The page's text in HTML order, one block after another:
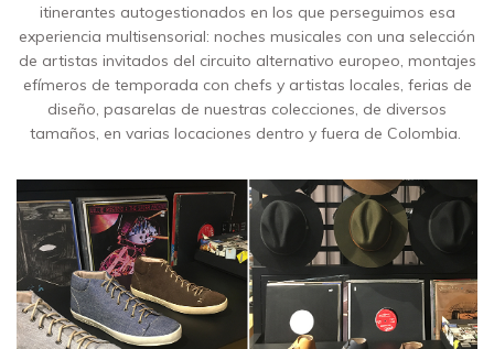
itinerantes autogestionados en los que perseguimos esa
experiencia multisensorial: noches musicales con una selección
de artistas invitados del circuito alternativo europeo, montajes
efímeros de temporada con chefs y artistas locales, ferias de
diseño, pasarelas de nuestras colecciones, de diversos
tamaños, en varias locaciones dentro y fuera de Colombia.